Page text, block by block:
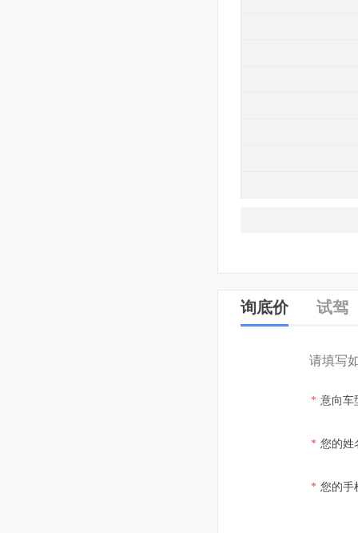
询底价 试驾
请填写
* 意向车
* 您的姓
* 您的手